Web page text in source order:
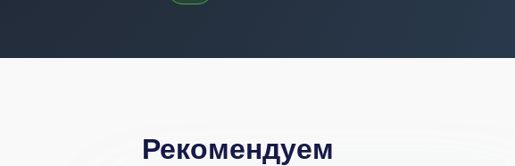
Рекомендуем